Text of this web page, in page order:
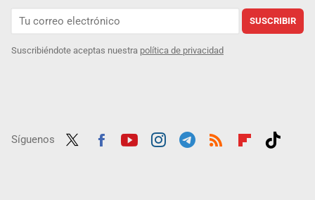
SUSCRIBIR
Suscribiéndote aceptas nuestra política de privacidad
Síguenos